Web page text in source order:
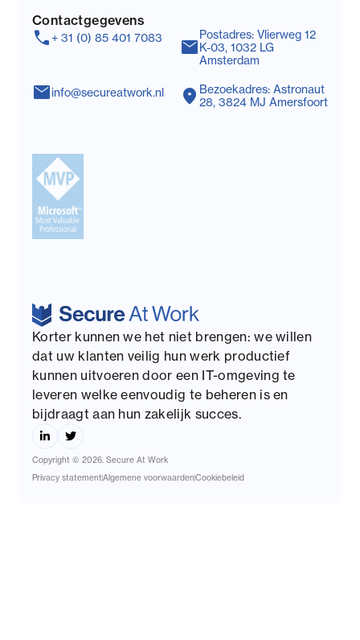
Korter kunnen we het niet brengen: we willen
dat uw klanten veilig hun werk productief
kunnen uitvoeren door een IT-omgeving te
leveren welke eenvoudig te beheren is en
bijdraagt aan hun zakelijk succes.
Copyright © 2026. Secure At Work
Privacy statementAlgemene voorwaardenCookiebeleid
Contactgegevens
call+ 31 (0) 85 401 7083
mailinfo@secureatwork.nl
mail
Postadres: Vlierweg 12
K-03, 1032 LG
Amsterdam
location_on Bezoekadres: Astronaut
28, 3824 MJ Amersfoort